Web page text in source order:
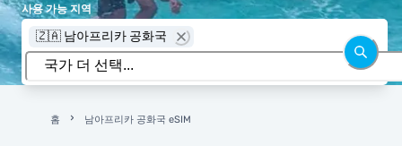
사용 가능 지역
🇿🇦 남아프리카 공화국
홈 남아프리카 공화국 eSIM